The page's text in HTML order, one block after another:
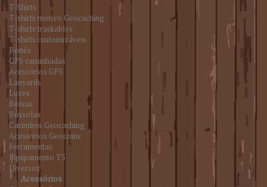
T-Shirts
T-shirts motivo Geocaching
T-shirts trackables
T-shirts customizáveis
Bonés
GPS caminhadas
Acessórios GPS
Lanyards
Luzes
Bolsas
Bússolas
Carimbos Geocaching
Acessórios Geocoins
Ferramentas
Equipamento T5
Diversos
Acessórios